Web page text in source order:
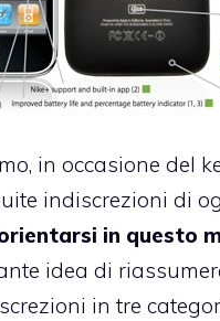
in occasione del
indiscrezioni di
in questo
idea di
in tre